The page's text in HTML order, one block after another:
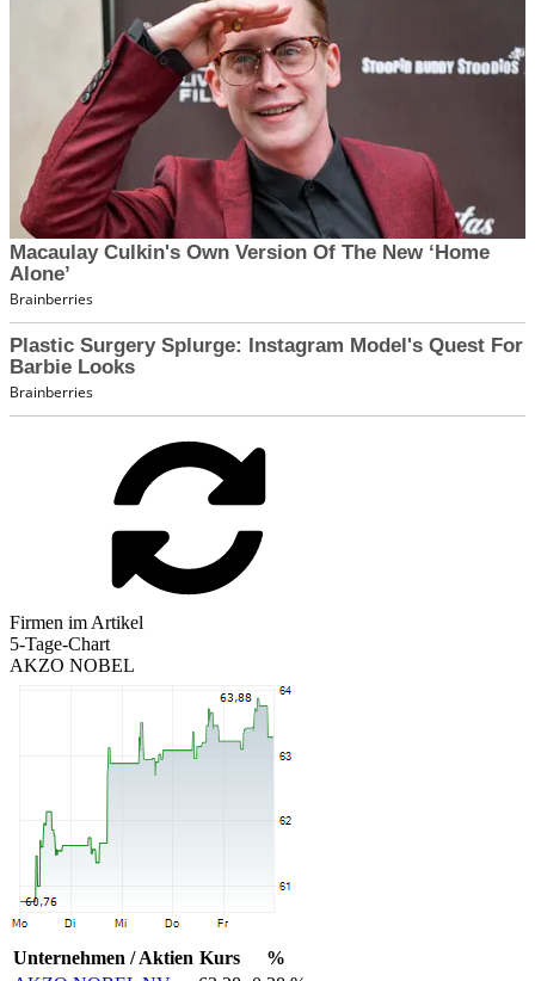
Firmen im Artikel
5-Tage-Chart
AKZO NOBEL
Unternehmen / Aktien Kurs
%